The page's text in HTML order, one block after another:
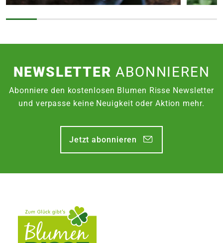
NEWSLETTERABONNIEREN
Abonniere den kostenlosen Blumen Risse Newsletter
und verpasse keine Neuigkeit oder Aktion mehr.
Jetzt abonnieren